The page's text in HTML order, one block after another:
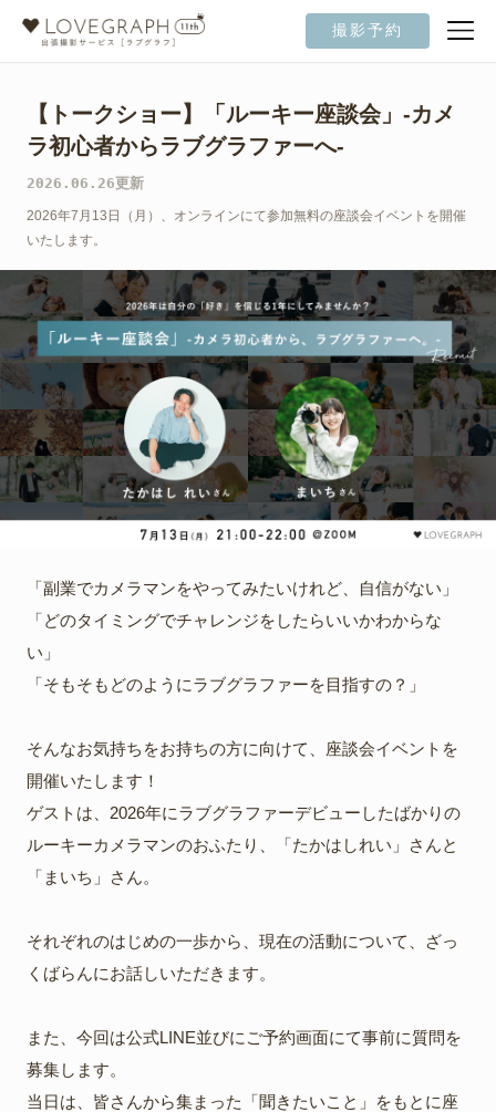
撮影予約
【トークショー】「ルーキー座談会」-カメ
ラ初心者からラブグラファーへ-
2026.06.26更新
2026年7月13日（月）、オンラインにて参加無料の座談会イベントを開催
いたします。
「副業でカメラマンをやってみたいけれど、自信がない」
「どのタイミングでチャレンジをしたらいいかわからな
い」
「そもそもどのようにラブグラファーを目指すの？」
そんなお気持ちをお持ちの方に向けて、座談会イベントを
開催いたします！
ゲストは、2026年にラブグラファーデビューしたばかりの
ルーキーカメラマンのおふたり、「たかはしれい」さんと
「まいち」さん。
それぞれのはじめの一歩から、現在の活動について、ざっ
くばらんにお話しいただきます。
また、今回は公式LINE並びにご予約画面にて事前に質問を
募集します。
当日は、皆さんから集まった「聞きたいこと」をもとに座